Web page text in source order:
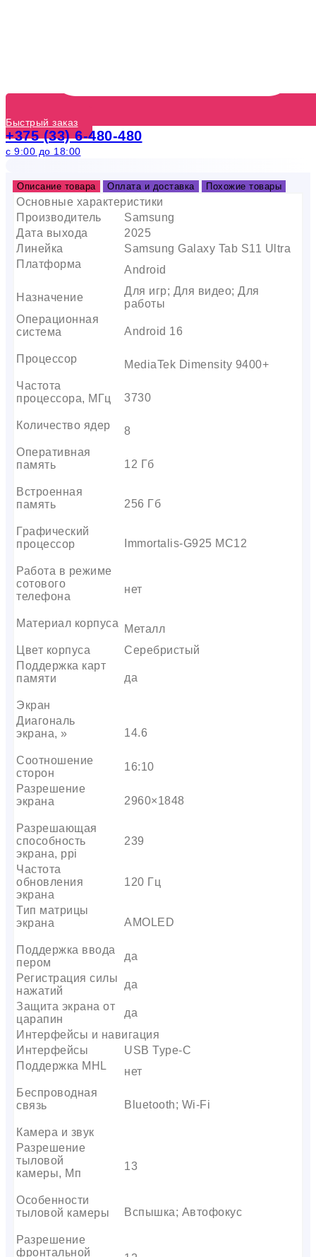
Быстрый заказ
+375 (33) 6-480-480
с 9:00 до 18:00
Описание товара Оплата и доставка Похожие товары
Основные характеристики
Производитель
Samsung
Дата выхода
2025
Линейка
Samsung Galaxy Tab S11 Ultra
Платформа
Android
Назначение
Для игр; Для видео; Для
работы
Операционная
система
Android 16
Процессор
MediaTek Dimensity 9400+
Частота
процессора, МГц
3730
Количество ядер
8
Оперативная
память
12 Гб
Встроенная
память
256 Гб
Графический
процессор
Immortalis-G925 MC12
Работа в режиме
сотового
телефона
нет
Материал корпуса
Металл
Цвет корпуса
Серебристый
Поддержка карт
памяти
да
Экран
Диагональ
экрана, »
14.6
Соотношение
сторон
16:10
Разрешение
экрана
2960×1848
Разрешающая
способность
экрана, ppi
239
Частота
обновления
экрана
120 Гц
Тип матрицы
экрана
AMOLED
Поддержка ввода
пером
да
Регистрация силы
нажатий
да
Защита экрана от
царапин
да
Интерфейсы и навигация
Интерфейсы
USB Type-C
Поддержка MHL
нет
Беспроводная
связь
Bluetooth; Wi-Fi
Камера и звук
Разрешение
тыловой
камеры, Мп
13
Особенности
тыловой камеры
Вспышка; Автофокус
Разрешение
фронтальной